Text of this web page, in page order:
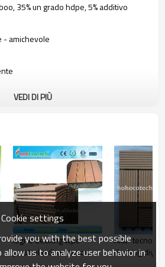
35% un grado hdpe, 5% additivo
- amichevole
vita per esterni!
composito di plastica
VEDI DI PIÙ
legno decking wpc
piastrelle di ceramica
titolo esterno pavimenti
Alta-
decking diy
Cookie settings
you with the best possible
allow us to analyze user behavior in